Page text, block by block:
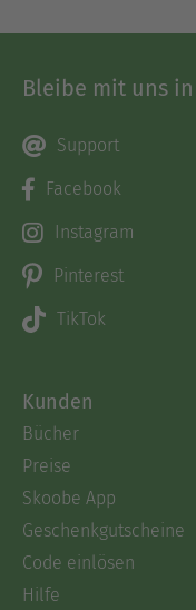
Bleibe mit uns
Support
Facebook
Instagram
Pinterest
TikTok
Kunden
Bücher
Preise
Skoobe App
Geschenkgutscheine
Code einlösen
Hilfe